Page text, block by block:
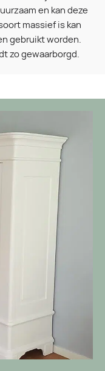
en kan deze
massief is kan
gebruikt worden.
zo gewaarborgd.